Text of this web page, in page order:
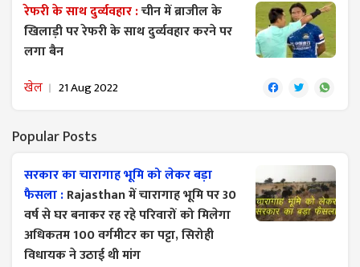
रेफरी के साथ दुर्व्यवहार :चीन में ब्राजील के
खिलाड़ी पर रेफरी के साथ दुर्व्यवहार करने पर
लगा बैन
खेल 21 Aug 2022
Popular Posts
सरकार का चारागाह भूमि को लेकर बड़ा
फैसला :Rajasthan में चारागाह भूमि पर 30
वर्ष से घर बनाकर रह रहे परिवारों को मिलेगा
अधिकतम 100 वर्गमीटर का पट्टा, सिरोही
विधायक ने उठाई थी मांग